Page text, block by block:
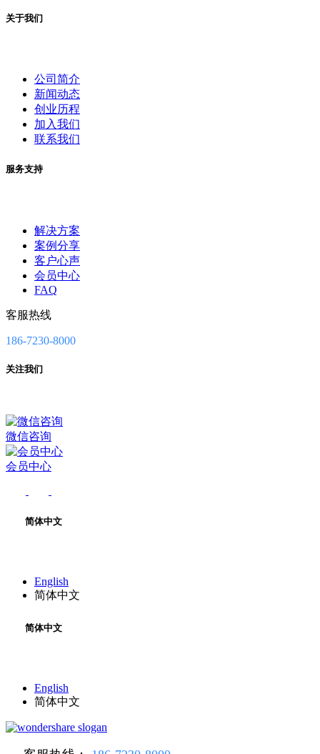
关于我们
公司简介
新闻动态
创业历程
加入我们
联系我们
服务支持
解决方案
案例分享
客户心声
会员中心
FAQ
客服热线
186-7230-8000
关注我们
微信咨询
会员中心
简体中文
English
简体中文
简体中文
English
简体中文